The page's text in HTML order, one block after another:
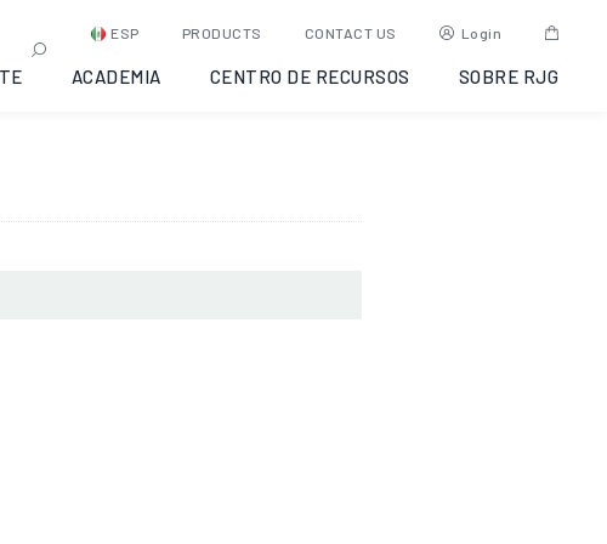
ESP PRODUCTS CONTACT US Login
ACADEMIA CENTRO DE RECURSOS SOBRE RJG